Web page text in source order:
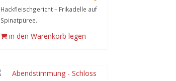
Hackfleischgericht – Frikadelle auf
Spinatpüree.
in den Warenkorb legen